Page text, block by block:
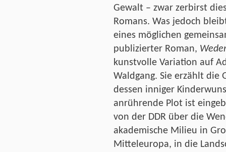
Gewalt – zwar zerbirst
Romans. Was jedoch
eines möglichen
publizierter Roman,
kunstvolle Variation auf
Waldgang. Sie erzählt die
dessen inniger
anrührende Plot ist
von der DDR über die
akademische Milieu in
Mitteleuropa, in die